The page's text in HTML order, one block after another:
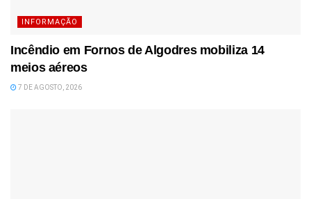
INFORMAÇÃO
Incêndio em Fornos de Algodres mobiliza 14
meios aéreos
7 DE AGOSTO, 2026